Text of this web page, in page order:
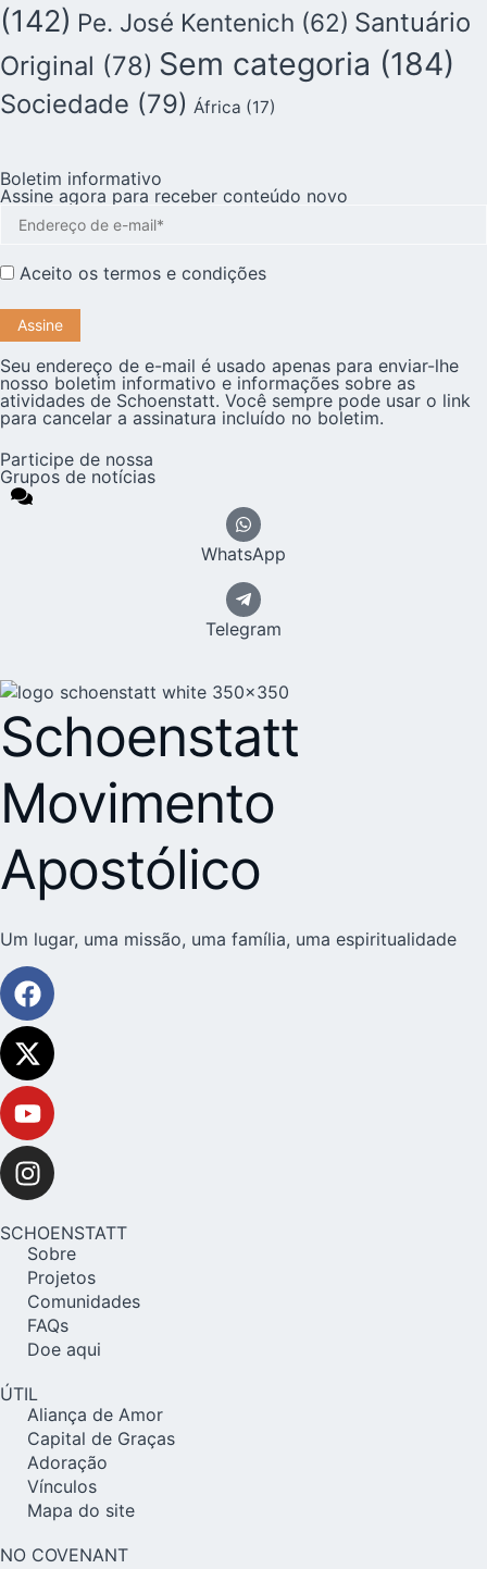
(142) Pe. José Kentenich (62) Santuário
Original (78) Sem categoria (184)
Sociedade (79) África (17)
Boletim informativo
Assine agora para receber conteúdo novo
Aceito os termos e condições
Seu endereço de e-mail é usado apenas para enviar-lhe
nosso boletim informativo e informações sobre as
atividades de Schoenstatt. Você sempre pode usar o link
para cancelar a assinatura incluído no boletim.
Participe de nossa
Grupos de notícias
WhatsApp
Telegram
Schoenstatt
Movimento
Apostólico
Um lugar, uma missão, uma família, uma espiritualidade
SCHOENSTATT
Sobre
Projetos
Comunidades
FAQs
Doe aqui
ÚTIL
Aliança de Amor
Capital de Graças
Adoração
Vínculos
Mapa do site
NO COVENANT